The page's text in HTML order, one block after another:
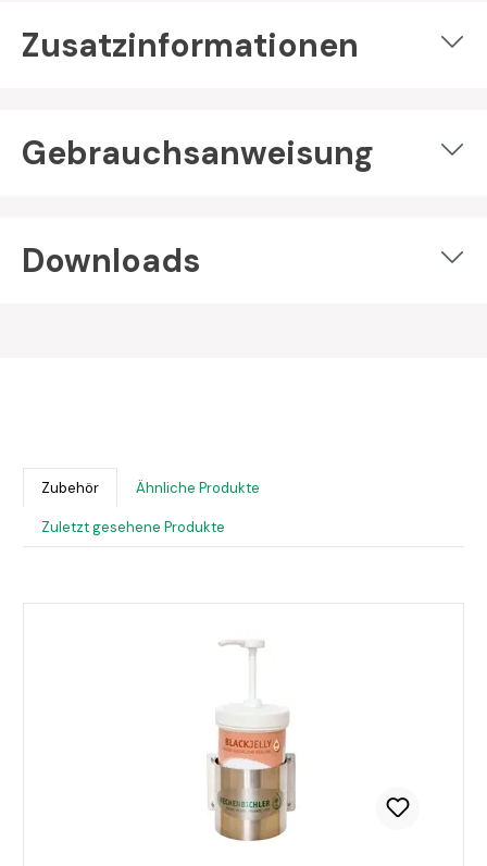
Zusatzinformationen
Gebrauchsanweisung
Downloads
Zubehör Ähnliche Produkte
Zuletzt gesehene Produkte